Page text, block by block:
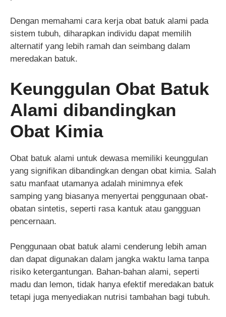
Dengan memahami cara kerja obat batuk alami pada
sistem tubuh, diharapkan individu dapat memilih
alternatif yang lebih ramah dan seimbang dalam
meredakan batuk.
Keunggulan Obat Batuk
Alami dibandingkan
Obat Kimia
Obat batuk alami untuk dewasa memiliki keunggulan
yang signifikan dibandingkan dengan obat kimia. Salah
satu manfaat utamanya adalah minimnya efek
samping yang biasanya menyertai penggunaan obat-
obatan sintetis, seperti rasa kantuk atau gangguan
pencernaan.
Penggunaan obat batuk alami cenderung lebih aman
dan dapat digunakan dalam jangka waktu lama tanpa
risiko ketergantungan. Bahan-bahan alami, seperti
madu dan lemon, tidak hanya efektif meredakan batuk
tetapi juga menyediakan nutrisi tambahan bagi tubuh.